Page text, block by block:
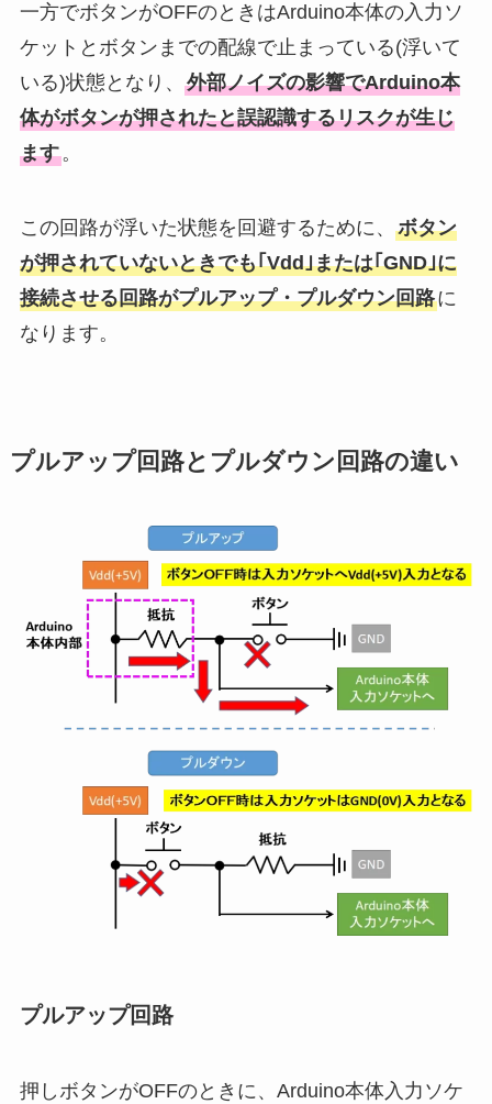
一方でボタンがOFFのときはArduino本体の入力ソ
ケットとボタンまでの配線で止まっている(浮いて
いる)状態となり、 外部ノイズの影響でArduino本
体がボタンが押されたと誤認識するリスクが生じ
ます。
この回路が浮いた状態を回避するために、 ボタン
が押されていないときでも｢Vdd｣または｢GND｣に
接続させる回路がプルアップ・プルダウン回路に
なります。
プルアップ回路とプルダウン回路の違い
プルアップ回路
押しボタンがOFFのときに、Arduino本体入力ソケ